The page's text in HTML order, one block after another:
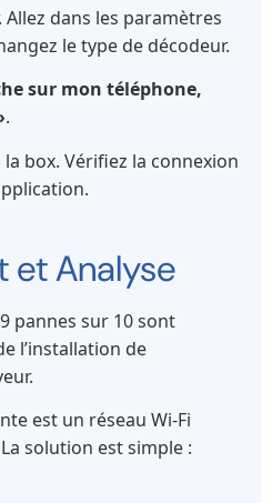
dans les paramètres
le type de décodeur.
sur mon téléphone,
.
box. Vérifiez la connexion
et Analyse
pannes sur 10 sont
l’installation de
est un réseau Wi-Fi
solution est simple :